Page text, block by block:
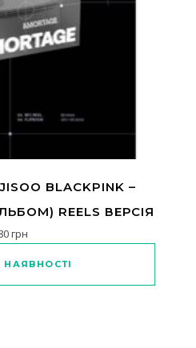
BLACKPINK –
REELS ВЕРСІЯ
грн